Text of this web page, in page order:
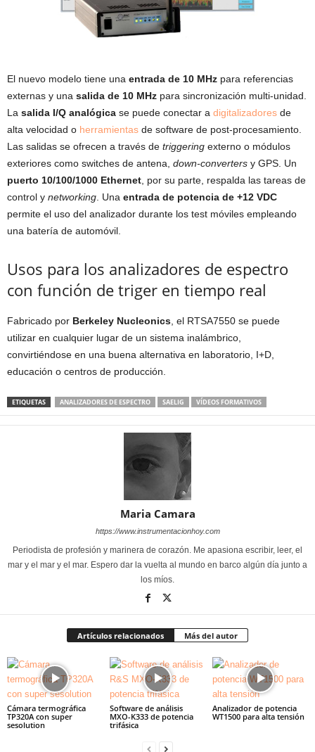
El nuevo modelo tiene una entrada de 10 MHz para referencias
externas y una salida de 10 MHz para sincronización multi-unidad.
La salida I/Q analógica se puede conectar a digitalizadores de
alta velocidad o herramientas de software de post-procesamiento.
Las salidas se ofrecen a través de triggering externo o módulos
exteriores como switches de antena, down-converters y GPS. Un
puerto 10/100/1000 Ethernet , por su parte, respalda las tareas de
control y networking . Una entrada de potencia de +12 VDC
permite el uso del analizador durante los test móviles empleando
una batería de automóvil.
Usos para los analizadores de espectro
con función de triger en tiempo real
Fabricado por Berkeley Nucleonics , el RTSA7550 se puede
utilizar en cualquier lugar de un sistema inalámbrico,
convirtiéndose en una buena alternativa en laboratorio, I+D,
educación o centros de producción.
ETIQUETAS ANALIZADORES DE ESPECTRO SAELIG VÍDEOS FORMATIVOS
Maria Camara
https://www.instrumentacionhoy.com
Periodista de profesión y marinera de corazón. Me apasiona escribir, leer, el
mar y el mar y el mar. Espero dar la vuelta al mundo en barco algún día junto a
los míos.
Artículos relacionados Más del autor
Cámara termográfica
TP320A con super
sesolution
Software de análisis
MXO-K333 de potencia
trifásica
Analizador de potencia
WT1500 para alta tensión